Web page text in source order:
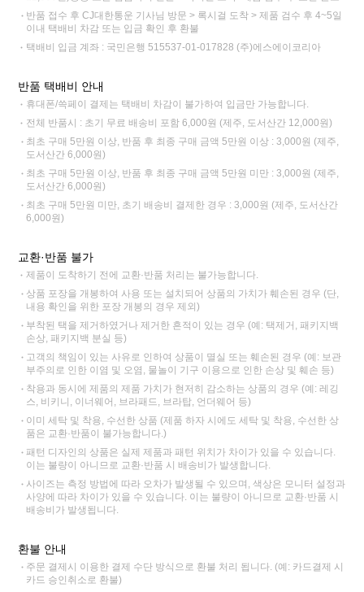
반품 접수 후 CJ대한통운 기사님 방문 > 록시걸 도착 > 제품 검수 후 4~5일
이내 택배비 차감 또는 입금 확인 후 환불
택배비 입금 계좌 : 국민은행 515537-01-017828 (주)에스에이코리아
반품 택배비 안내
휴대폰/쓱페이 결제는 택배비 차감이 불가하여 입금만 가능합니다.
전체 반품시 : 초기 무료 배송비 포함 6,000원 (제주, 도서산간 12,000원)
최초 구매 5만원 이상, 반품 후 최종 구매 금액 5만원 이상 : 3,000원 (제주,
도서산간 6,000원)
최초 구매 5만원 이상, 반품 후 최종 구매 금액 5만원 미만 : 3,000원 (제주,
도서산간 6,000원)
최초 구매 5만원 미만, 초기 배송비 결제한 경우 : 3,000원 (제주, 도서산간
6,000원)
교환·반품 불가
제품이 도착하기 전에 교환·반품 처리는 불가능합니다.
상품 포장을 개봉하여 사용 또는 설치되어 상품의 가치가 훼손된 경우 (단,
내용 확인을 위한 포장 개봉의 경우 제외)
부착된 택을 제거하였거나 제거한 흔적이 있는 경우 (예: 택제거, 패키지백
손상, 패키지백 분실 등)
고객의 책임이 있는 사유로 인하여 상품이 멸실 또는 훼손된 경우 (예: 보관
부주의로 인한 이염 및 오염, 물놀이 기구 이용으로 인한 손상 및 훼손 등)
착용과 동시에 제품의 제품 가치가 현저히 감소하는 상품의 경우 (예: 레깅
스, 비키니, 이너웨어, 브라패드, 브라탑, 언더웨어 등)
이미 세탁 및 착용, 수선한 상품 (제품 하자 시에도 세탁 및 착용, 수선한 상
품은 교환·반품이 불가능합니다.)
패턴 디자인의 상품은 실제 제품과 패턴 위치가 차이가 있을 수 있습니다.
이는 불량이 아니므로 교환·반품 시 배송비가 발생합니다.
사이즈는 측정 방법에 따라 오차가 발생될 수 있으며, 색상은 모니터 설정과
사양에 따라 차이가 있을 수 있습니다. 이는 불량이 아니므로 교환·반품 시
배송비가 발생됩니다.
환불 안내
주문 결제시 이용한 결제 수단 방식으로 환불 처리 됩니다. (예: 카드결제 시
카드 승인취소로 환불)